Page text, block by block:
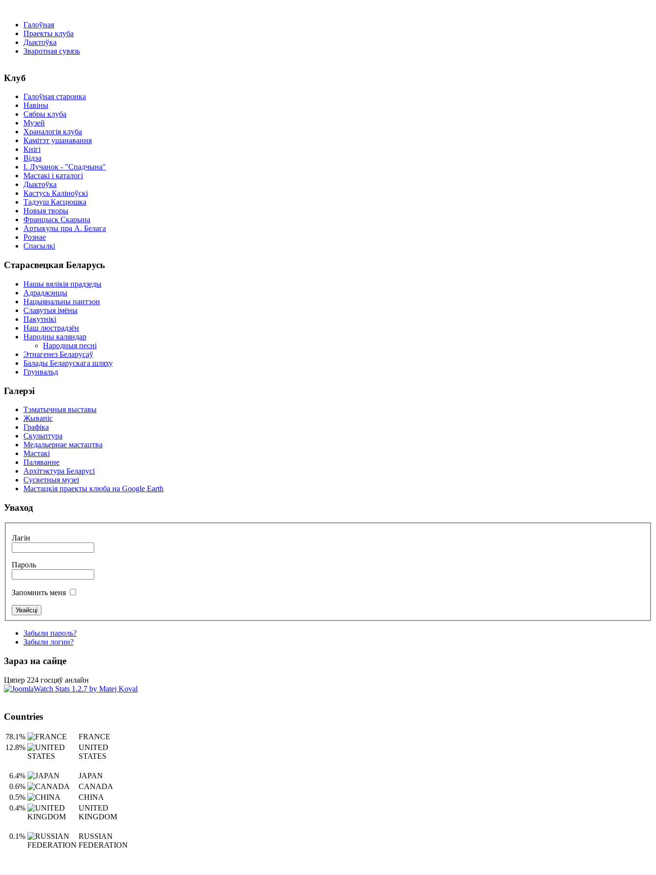
Галоўная
Праекты клуба
Дыктоўка
Зваротная сувязь
Клуб
Галоўная старонка
Навіны
Сябры клуба
Музей
Храналогія клуба
Камітэт ушанавання
Кнігі
Відэа
І. Лучанок - "Спадчына"
Мастакі i каталогi
Дыктоўка
Кастусь Каліноўскі
Тадэуш Касцюшка
Новыя творы
Францыск Скарына
Артыкулы пра А. Белага
Рознае
Спасылкі
Старасвецкая Беларусь
Нашы вялікія прадзеды
Адраджэнцы
Нацыянальны пантэон
Славутыя імёны
Пакутнікі
Наш люстрадзён
Народны каляндар
Народныя песні
Этнагенез Беларусаў
Балады Беларускага шляху
Грунвальд
Галерэі
Тэматычныя выставы
Жывапіс
Графіка
Скульптура
Медальернае мастацтва
Мастакі
Паляванне
Архітэктура Беларусі
Сусветныя музеі
Мастацкія праекты клюба на Google Earth
Уваход
Лагін
Пароль
Запомнить меня
Забыли пароль?
Забыли логин?
Зараз на сайце
Цяпер 224 госцяў анлайн
Countries
78.1%
FRANCE
12.8%
UNITED
STATES
6.4%
JAPAN
0.6%
CANADA
0.5%
CHINA
0.4%
UNITED
KINGDOM
0.1%
RUSSIAN
FEDERATION